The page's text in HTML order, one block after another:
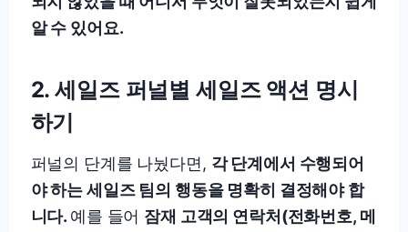
알 수 있어요.
2.세일즈 퍼널별 세일즈 액션 명시
하기
퍼널의 단계를 나눴다면, 각 단계에서 수행되어
야 하는 세일즈 팀의 행동을 명확히 결정해야 합
니다. 예를 들어 잠재 고객의 연락처(전화번호, 메